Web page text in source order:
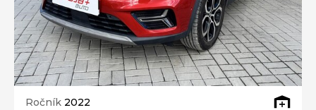
Ročník 2022